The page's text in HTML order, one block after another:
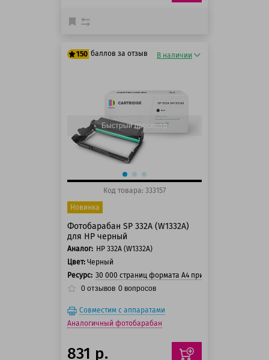
150 баллов за отзыв
150 баллов
В наличии
Быстрый просмотр
Код товара: 333157
Новинка
Фотобарабан SP 332A (W1332A)
для HP черный
Аналог: HP 332A (W1332A)
Цвет: Черный
Ресурс: 30 000 страниц формата А4 при 5% заполнении
0 отзывов 0 вопросов
Совместим с аппаратами
Аналогичный фотобарабан
831 р.